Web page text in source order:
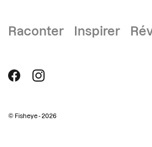
Raconter Inspirer
© Fisheye - 2026